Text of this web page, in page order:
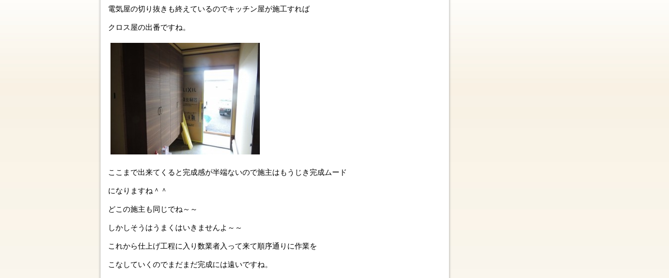
電気屋の切り抜きも終えているのでキッチン屋が施工すれば
クロス屋の出番ですね。
ここまで出来てくると完成感が半端ないので施主はもうじき完成ムード
になりますね＾＾
どこの施主も同じでね～～
しかしそうはうまくはいきませんよ～～
これから仕上げ工程に入り数業者入って来て順序通りに作業を
こなしていくのでまだまだ完成には遠いですね。